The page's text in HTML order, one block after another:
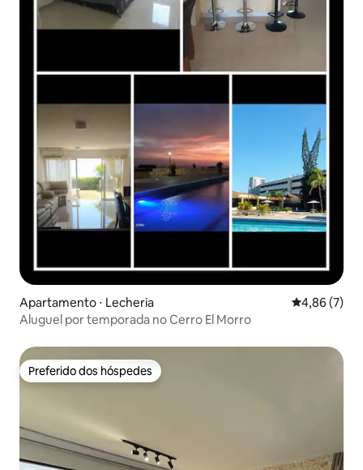
Apartamento ⋅ Lecheria 4,86 de uma
4,86 (7)
Aluguel por temporada no Cerro El Morro
Preferido dos hóspedes
Preferido dos hóspedes